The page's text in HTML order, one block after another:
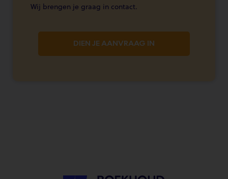
Wij brengen je graag in contact.
DIEN JE AANVRAAG IN